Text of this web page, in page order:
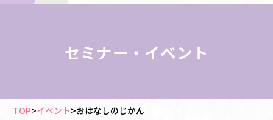
セミナー・イベント
TOP>イベント>おはなしのじかん